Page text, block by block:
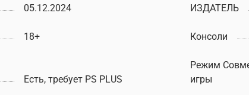
05.12.2024 ИЗДАТЕЛЬ
18+ Консоли
Есть, требует PS PLUS
Режим
игры